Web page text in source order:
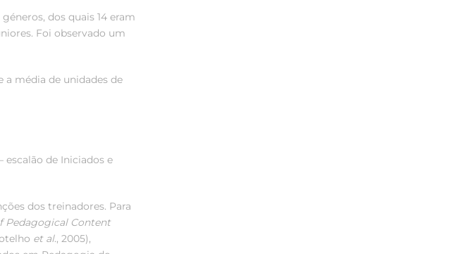
dos quais 14 eram
Foi observado um
a média de unidades de
escalão de Iniciados e
dos treinadores. Para
Pedagogical Content
et al., 2005),